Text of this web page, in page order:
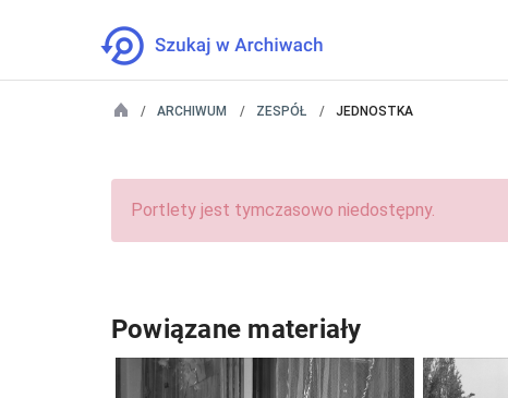
ARCHIWUM ZESPÓŁ JEDNOSTKA
Portlety jest tymczasowo niedostępny.
Powiązane materiały